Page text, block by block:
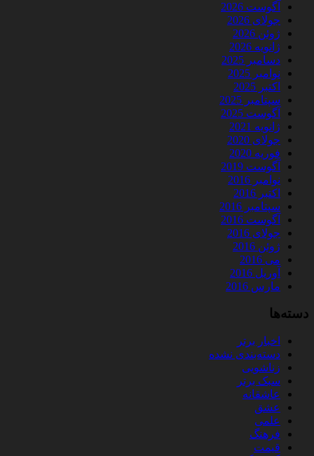
آگوست 2026
جولای 2026
ژوئن 2026
ژانویه 2026
دسامبر 2025
نوامبر 2025
اکتبر 2025
سپتامبر 2025
آگوست 2025
ژانویه 2021
جولای 2020
فوریه 2020
آگوست 2019
نوامبر 2016
اکتبر 2016
سپتامبر 2016
آگوست 2016
جولای 2016
ژوئن 2016
می 2016
آوریل 2016
مارس 2016
دسته‌ها
اخبار برتر
دسته‌بندی نشده
زناشویی
سبک برتر
عاشقانه
عشق
علمی
فرهنگ
قیمت